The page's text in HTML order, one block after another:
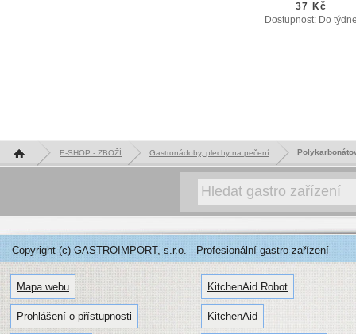
37 Kč
Dostupnost: Do
Hlavní stránka E-SHOP - ZBOŽÍ Gastronádoby, plechy na pečení
Copyright (c) GASTROIMPORT, s.r.o. - Profesionální gastro zařízení
Mapa webu
Prohlášení o přístupnosti
KitchenAid Robot
KitchenAid